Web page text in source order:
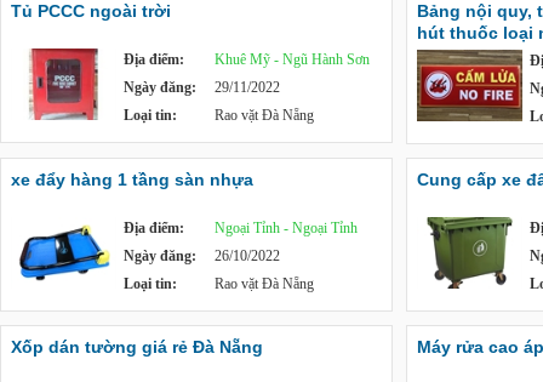
Tủ PCCC ngoài trời
Địa điểm:
Khuê Mỹ - Ngũ Hành Sơn
Ngày đăng:
29/11/2022
Loại tin:
Rao vặt Đà Nẵng
Bảng nội quy,
hút thuốc loại
xe đẩy hàng 1 tầng sàn nhựa
Địa điểm:
Ngoại Tỉnh - Ngoại Tỉnh
Ngày đăng:
26/10/2022
Loại tin:
Rao vặt Đà Nẵng
Cung cấp xe
Xốp dán tường giá rẻ Đà Nẵng Máy rửa cao